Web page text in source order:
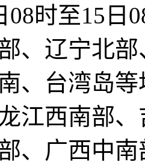
时至15日
、辽宁北
、台湾岛
江西南部
、广西中